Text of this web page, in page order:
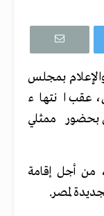
بمجلس
عقب انتهاء
بحضور ممثلي
من أجل إقامة
لمصر.